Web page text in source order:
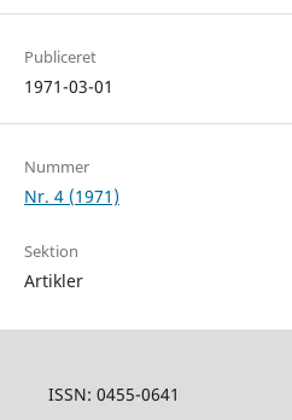
Publiceret
1971-03-01
Nummer
Nr. 4 (1971)
Sektion
Artikler
ISSN: 0455-0641